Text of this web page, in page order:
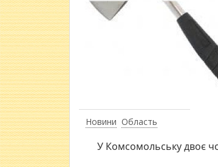
Новини Область
У Комсомольську двоє